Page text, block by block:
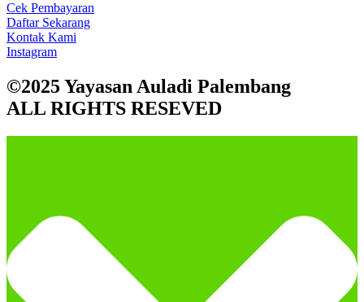
Cek Pembayaran
Daftar Sekarang
Kontak Kami
Instagram
©2025 Yayasan Auladi Palembang
ALL RIGHTS RESEVED